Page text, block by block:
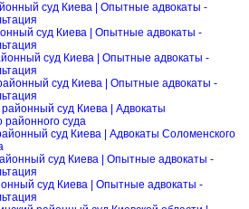
суд Киева | Опытные адвокаты -
суд Киева | Опытные адвокаты -
суд Киева | Опытные адвокаты -
суд Киева | Опытные адвокаты -
суд Киева | Адвокаты
районного суда
суд Киева | Адвокаты Соломенского
суд Киева | Опытные адвокаты -
суд Киева | Опытные адвокаты -